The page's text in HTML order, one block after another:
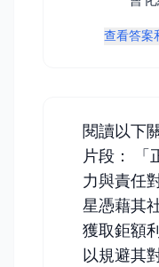
查看答案
閱讀以下
片段： 「
力與責任
星憑藉其
獲取鉅額
以規避其